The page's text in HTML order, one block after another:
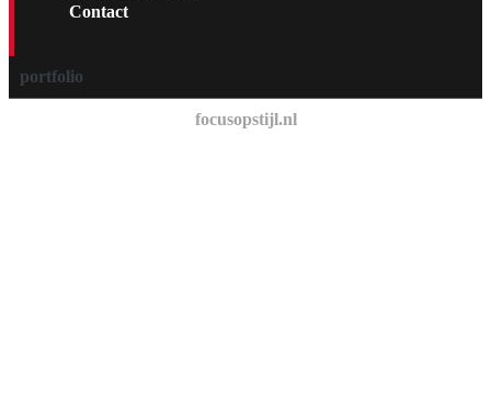
Contact
portfolio
focusopstijl.nl